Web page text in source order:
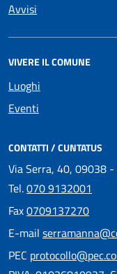
Avvisi
VIVERE IL COMUNE
Luoghi
Eventi
CONTATTI / CUNTATUS
Via Serra, 40, 09038 -
Tel.070 9132001
Fax0709137270
E-mail
PEC